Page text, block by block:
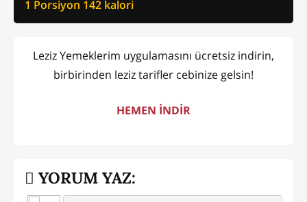
1 Porsiyon 142 kalori
Leziz Yemeklerim uygulamasını ücretsiz indirin,
birbirinden leziz tarifler cebinize gelsin!
HEMEN İNDİR
YORUM YAZ: